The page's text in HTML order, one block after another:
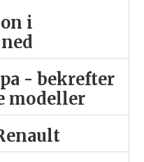
i
- bekrefter
modeller